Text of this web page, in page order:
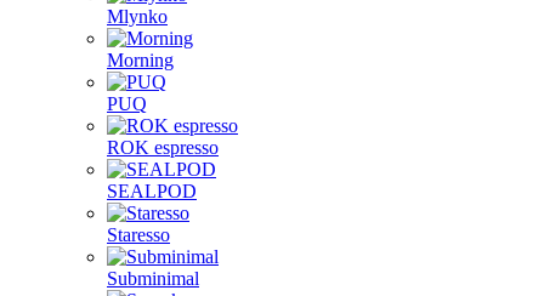
Mlynko
Morning
PUQ
ROK espresso
SEALPOD
Staresso
Subminimal